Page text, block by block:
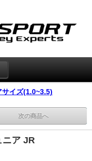
サイズ(1.0~3.5)
次の商品へ
ニア JR